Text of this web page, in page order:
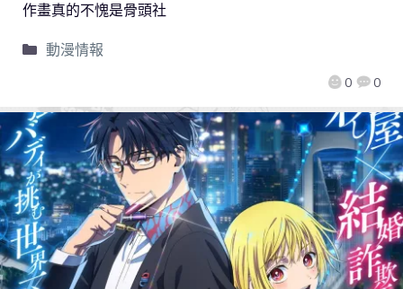
0 0
作畫真的不愧是骨頭社
動漫情報